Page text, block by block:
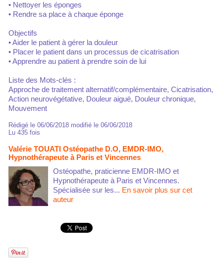
• Nettoyer les éponges
• Rendre sa place à chaque éponge
Objectifs
• Aider le patient à gérer la douleur
• Placer le patient dans un processus de cicatrisation
• Apprendre au patient à prendre soin de lui
Liste des Mots-clés :
Approche de traitement alternatif/complémentaire, Cicatrisation,
Action neurovégétative, Douleur aiguë, Douleur chronique,
Mouvement
Rédigé le 06/06/2018 modifié le 06/06/2018
Lu 435 fois
Valérie TOUATI Ostéopathe D.O, EMDR-IMO,
Hypnothérapeute à Paris et Vincennes
Ostéopathe, praticienne EMDR-IMO et
Hypnothérapeute à Paris et Vincennes.
Spécialisée sur les... En savoir plus sur cet
auteur